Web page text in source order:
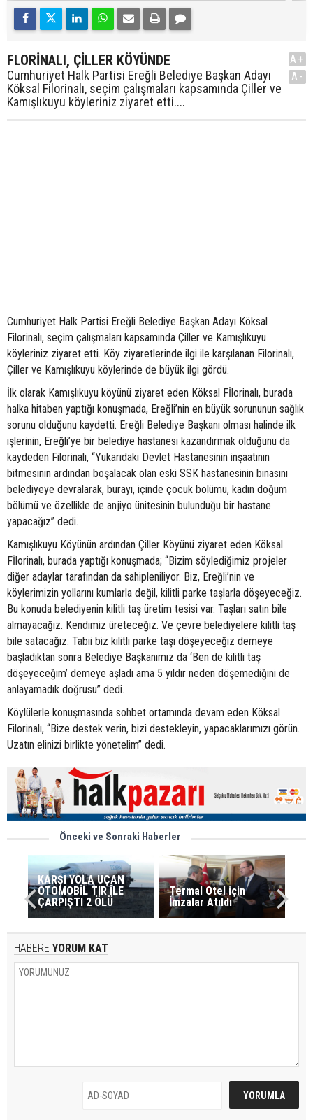
FLORİNALI, ÇİLLER KÖYÜNDE
Cumhuriyet Halk Partisi Ereğli Belediye Başkan Adayı
Köksal Filorinalı, seçim çalışmaları kapsamında Çiller ve
Kamışlıkuyu köyleriniz ziyaret etti....
A+
A-
Cumhuriyet Halk Partisi Ereğli Belediye Başkan Adayı Köksal
Filorinalı, seçim çalışmaları kapsamında Çiller ve Kamışlıkuyu
köyleriniz ziyaret etti. Köy ziyaretlerinde ilgi ile karşılanan Filorinalı,
Çiller ve Kamışlıkuyu köylerinde de büyük ilgi gördü.
İlk olarak Kamışlıkuyu köyünü ziyaret eden Köksal Fİlorinalı, burada
halka hitaben yaptığı konuşmada, Ereğli’nin en büyük sorununun sağlık
sorunu olduğunu kaydetti. Ereğli Belediye Başkanı olması halinde ilk
işlerinin, Ereğli’ye bir belediye hastanesi kazandırmak olduğunu da
kaydeden Filorinalı, “Yukarıdaki Devlet Hastanesinin inşaatının
bitmesinin ardından boşalacak olan eski SSK hastanesinin binasını
belediyeye devralarak, burayı, içinde çocuk bölümü, kadın doğum
bölümü ve özellikle de anjiyo ünitesinin bulunduğu bir hastane
yapacağız” dedi.
Kamışlıkuyu Köyünün ardından Çiller Köyünü ziyaret eden Köksal
Fİlorinalı, burada yaptığı konuşmada; “Bizim söylediğimiz projeler
diğer adaylar tarafından da sahipleniliyor. Biz, Ereğli’nin ve
köylerimizin yollarını kumlarla değil, kilitli parke taşlarla döşeyeceğiz.
Bu konuda belediyenin kilitli taş üretim tesisi var. Taşları satın bile
almayacağız. Kendimiz üreteceğiz. Ve çevre belediyelere kilitli taş
bile satacağız. Tabii biz kilitli parke taşı döşeyeceğiz demeye
başladıktan sonra Belediye Başkanımız da ‘Ben de kilitli taş
döşeyeceğim’ demeye aşladı ama 5 yıldır neden döşemediğini de
anlayamadık doğrusu” dedi.
Köylülerle konuşmasında sohbet ortamında devam eden Köksal
Filorinalı, “Bize destek verin, bizi destekleyin, yapacaklarımızı görün.
Uzatın elinizi birlikte yönetelim” dedi.
Önceki ve Sonraki Haberler
KARŞI YOLA UÇAN
OTOMOBİL TIR İLE
ÇARPIŞTI 2 ÖLÜ
Termal Otel için
İmzalar Atıldı
HABERE YORUM KAT